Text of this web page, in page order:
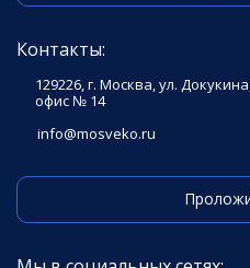
Контакты:
129226, г. Москва, ул.
офис № 14
info@mosveko.ru